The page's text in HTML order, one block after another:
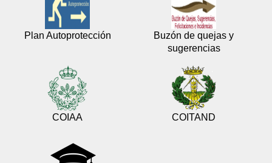
Plan Autoprotección
Buzón de quejas y
sugerencias
COIAA COITAND